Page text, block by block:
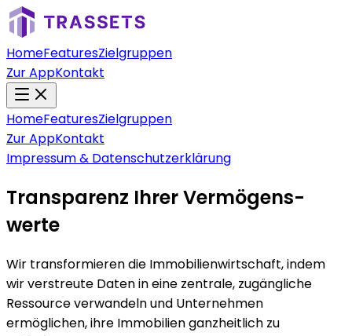
HomeFeaturesZielgruppen
Zur AppKontakt
HomeFeaturesZielgruppen
Zur AppKontakt
Impressum & Datenschutzerklärung
Trans­parenz Ihrer Vermö­gens­
werte
Wir transformieren die Immobilienwirtschaft, indem
wir verstreute Daten in eine zentrale, zugängliche
Ressource verwandeln und Unternehmen
ermöglichen, ihre Immobilien ganzheitlich zu